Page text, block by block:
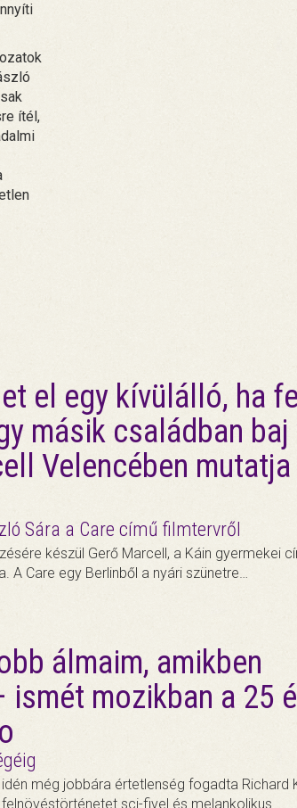
ítél,
el egy kívülálló, ha
másik családban baj
Velencében mutatja
Sára a Care című filmtervről
készül Gerő Marcell, a Káin gyermekei
Care egy Berlinből a nyári szünetre…
álmaim, amikben
ismét mozikban a 25
még jobbára értetlenség fogadta Richard
sci-fivel és melankolikus…